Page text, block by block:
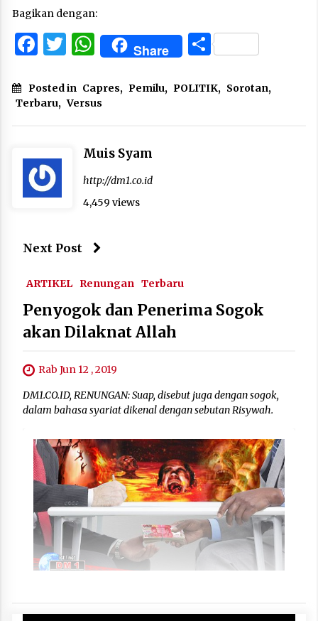
Bagikan dengan:
Facebook
Twitter
WhatsApp
Share Share
Posted in Capres, Pemilu, POLITIK, Sorotan,
Terbaru, Versus
Muis Syam
http://dm1.co.id
4,459 views
Next Post
ARTIKEL Renungan Terbaru
Penyogok dan Penerima Sogok
akan Dilaknat Allah
Rab Jun 12 , 2019
DM1.CO.ID, RENUNGAN: Suap, disebut juga dengan sogok,
dalam bahasa syariat dikenal dengan sebutan Risywah.